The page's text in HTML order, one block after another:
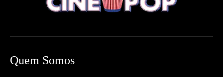
Quem Somos